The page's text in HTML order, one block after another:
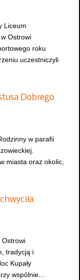
Liceum
Ostrowi
roku
uczestniczyli
Dobrego
w parafii
miasta oraz okolic,
Ostrowi
tradycją i
Kupały
wspólnie...